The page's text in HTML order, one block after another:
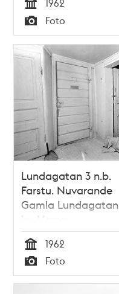
Tid
1962
Typ
Foto
Lundagatan 3 n.b.
Farstu. Nuvarande
Gamla Lundagatan,
kv. Haren
Tid
1962
Typ
Foto